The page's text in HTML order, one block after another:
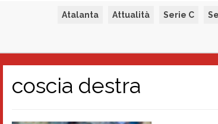
Atalanta Attualità Serie C
coscia destra